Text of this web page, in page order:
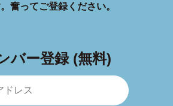
奮ってご登録ください。
バー登録 (無料)